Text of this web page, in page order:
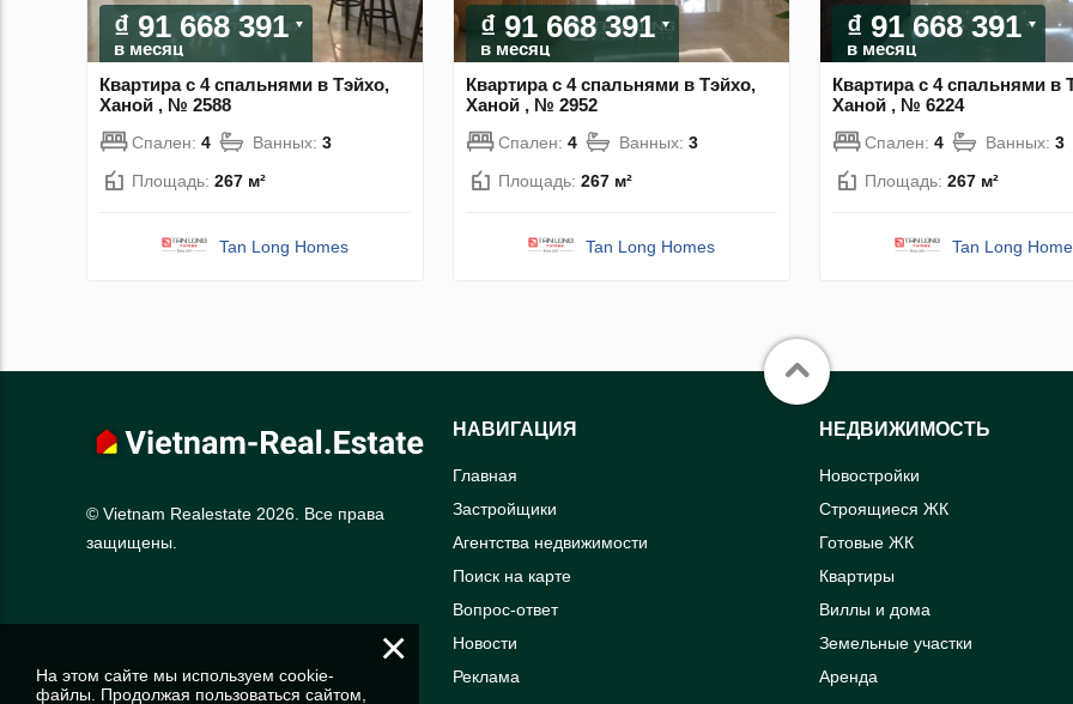
₫ 91 668 391
в месяц
Квартира с 4 спальнями в Тэйхо,
Ханой , № 2588
Спален: 4 Ванных: 3
Площадь: 267 м²
Tan Long Homes
₫ 91 668 391
в месяц
Квартира с 4 спальнями в Тэйхо,
Ханой , № 2952
Спален: 4 Ванных: 3
Площадь: 267 м²
Tan Long Homes
₫ 91 668 391
в месяц
Квартира с 4 спальнями в
Ханой , № 6224
Спален: 4 Ванных: 3
Площадь: 267 м²
Tan Long
© Vietnam Realestate 2026. Все права
защищены.
НАВИГАЦИЯ
Главная
Застройщики
Агентства недвижимости
Поиск на карте
Вопрос-ответ
Новости
Реклама
НЕДВИЖИМОСТЬ
Новостройки
Строящиеся ЖК
Готовые ЖК
Квартиры
Виллы и дома
Земельные участки
Аренда
×
На этом сайте мы используем cookie-
файлы. Продолжая пользоваться сайтом,